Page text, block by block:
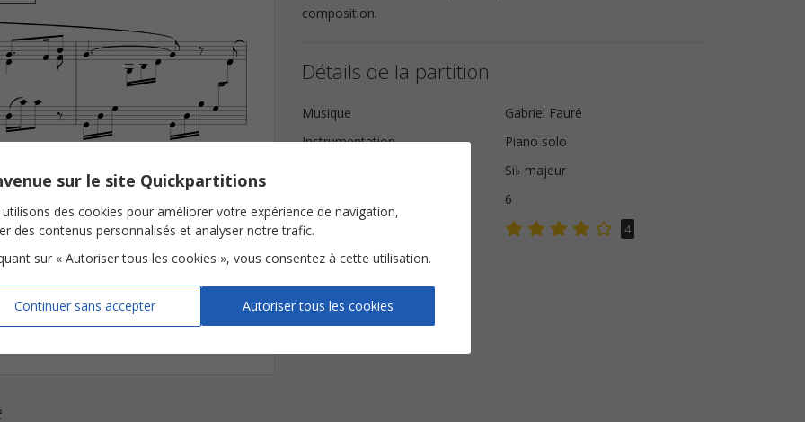
  


   


   

      


         



 
  
 
  
   
 
 

   
 
   


   
composition.
Détails de la partition
Musique
Gabriel Fauré
Instrumentation
Piano solo
Si♭ majeur
6
Avis clients (
4
sur le site Quickpartitions
des cookies pour améliorer votre expérience de navigation,
des contenus personnalisés et analyser notre trafic.
sur « Autoriser tous les cookies », vous consentez à cette utilisation.
Continuer sans accepter Autoriser tous les cookies